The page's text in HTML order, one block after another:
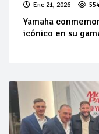
Ene 21, 2026 554
Yamaha
icónico en su